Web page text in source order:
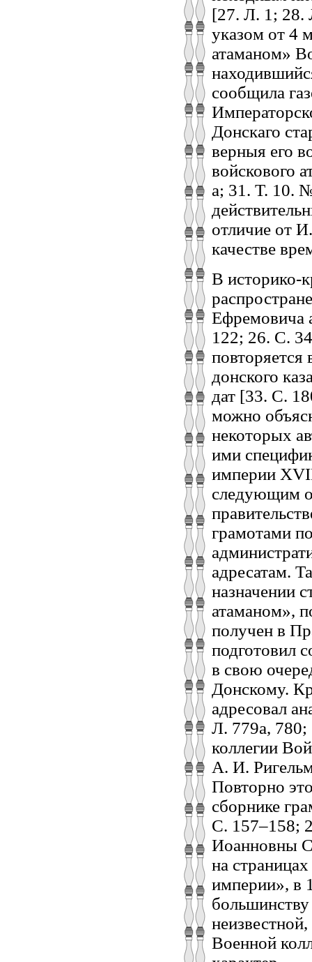
[27. Л. 1; 28.
указом от 4
атаманом»
сообщила
Донскаго
верныя его
войскового
а; 31. Т. 10.
отличие от
качестве
В историко-
Ефремовича
122; 26. С.
повторяется
донского
дат [33. С.
можно
некоторых
ими
империи
следующим
грамотами
адресатам.
назначении
атаманом»,
получен в
подготовил
в свою
Донскому.
адресовал
Л. 779а,
коллегии
А. И.
Повторно
сборнике
С. 157–158;
Иоанновны
на
империи», в
большинству
Военной